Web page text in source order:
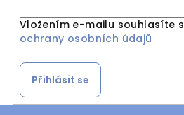
Vložením e-mailu souhlasíte s
ochrany osobních údajů
Přihlásit se